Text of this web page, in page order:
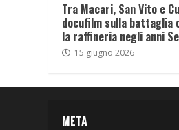
Tra Macari, San Vito e
docufilm sulla battaglia
la raffineria negli anni
15 giugno 2026
META